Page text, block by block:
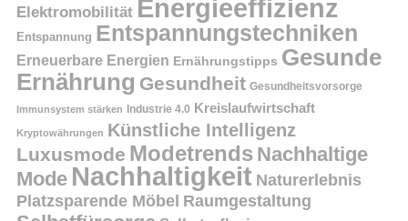
Elektromobilität Energieeffizienz
Entspannung Entspannungstechniken
Erneuerbare Energien Ernährungstipps Gesunde
Ernährung Gesundheit Gesundheitsvorsorge
Immunsystem stärken Industrie 4.0 Kreislaufwirtschaft
Kryptowährungen Künstliche Intelligenz
Luxusmode Modetrends Nachhaltige
Mode Nachhaltigkeit Naturerlebnis
Platzsparende Möbel Raumgestaltung